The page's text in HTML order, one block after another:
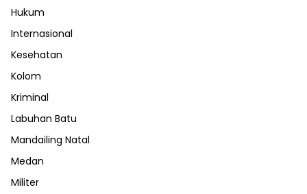
Hukum
Internasional
Kesehatan
Kolom
Kriminal
Labuhan Batu
Mandailing Natal
Medan
Militer